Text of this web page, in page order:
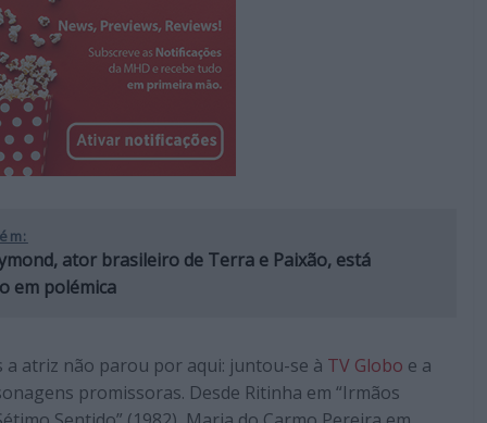
ator brasileiro de Terra e Paixão, está
em polémica
atriz não parou por aqui: juntou-se à TV Globo e a
promissoras. Desde Ritinha em “Irmãos